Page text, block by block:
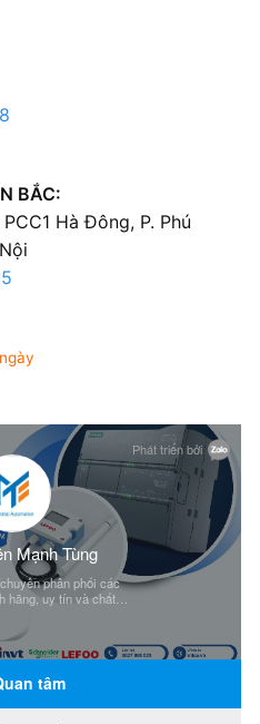
BẮC:
Hà Đông, P. Phú